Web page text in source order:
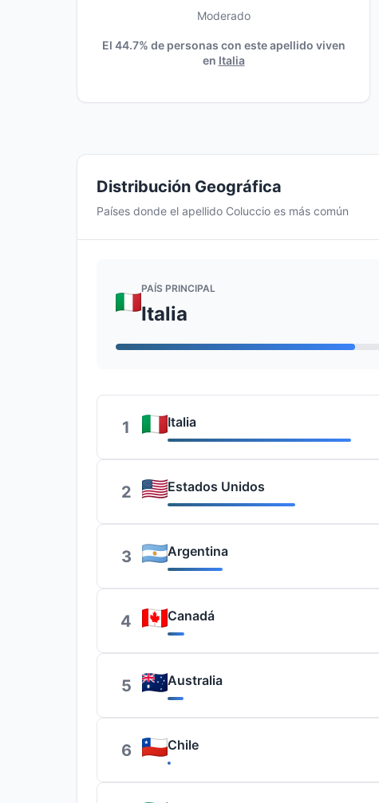
Moderado
El 44.7% de personas con este apellido viven
en Italia
Distribución Geográfica
Países donde el apellido Coluccio es más común
PAÍS PRINCIPAL
Italia
1 Italia
2 Estados Unidos
3 Argentina
4 Canadá
5 Australia
6 Chile